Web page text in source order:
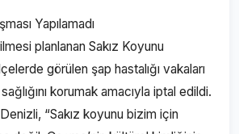
Yapılamadı
planlanan Sakız Koyunu
görülen şap hastalığı vakaları
korumak amacıyla iptal edildi.
“Sakız koyunu bizim için